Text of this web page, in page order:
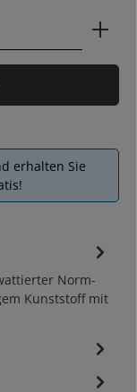
Wert ein
erhalten Sie
Norm-
Kunststoff mit